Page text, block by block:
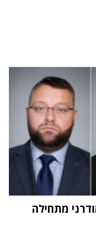
מתחילה